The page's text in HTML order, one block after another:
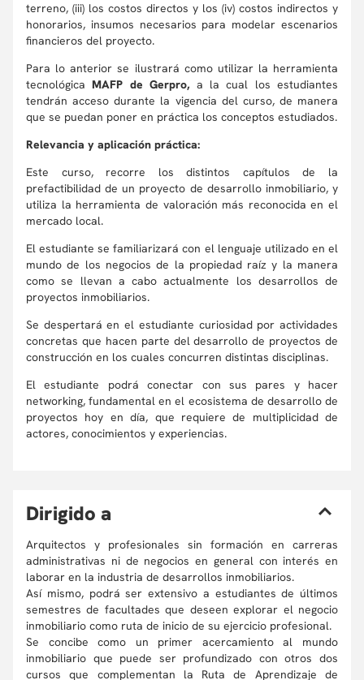
terreno, (iii) los costos directos y los (iv) costos indirectos y
honorarios, insumos necesarios para modelar escenarios
financieros del proyecto.
Para lo anterior se ilustrará como utilizar la herramienta
tecnológicaMAFP de Gerpro, a la cual los estudiantes
tendrán acceso durante la vigencia del curso, de manera
que se puedan poner en práctica los conceptos estudiados.
Relevancia y aplicación práctica:
Este curso, recorre los distintos capítulos de la
prefactibilidad de un proyecto de desarrollo inmobiliario, y
utiliza la herramienta de valoración más reconocida en el
mercado local.
El estudiante se familiarizará con el lenguaje utilizado en el
mundo de los negocios de la propiedad raíz y la manera
como se llevan a cabo actualmente los desarrollos de
proyectos inmobiliarios.
Se despertará en el estudiante curiosidad por actividades
concretas que hacen parte del desarrollo de proyectos de
construcción en los cuales concurren distintas disciplinas.
El estudiante podrá conectar con sus pares y hacer
networking, fundamental en el ecosistema de desarrollo de
proyectos hoy en día, que requiere de multiplicidad de
actores, conocimientos y experiencias.
Dirigido a
Arquitectos y profesionales sin formación en carreras
administrativas ni de negocios en general con interés en
laborar en la industria de desarrollos inmobiliarios.
Así mismo, podrá ser extensivo a estudiantes de últimos
semestres de facultades que deseen explorar el negocio
inmobiliario como ruta de inicio de su ejercicio profesional.
Se concibe como un primer acercamiento al mundo
inmobiliario que puede ser profundizado con otros dos
cursos que complementan la Ruta de Aprendizaje de